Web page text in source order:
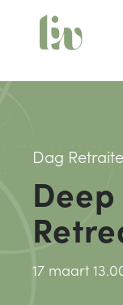
Dag Retraite
17 maart